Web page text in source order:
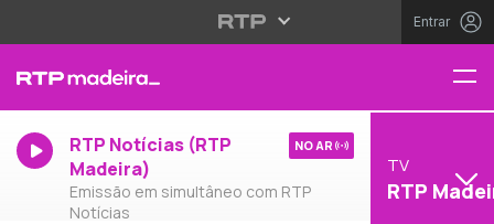
Entrar
RTP Notícias (RTP
Madeira)
Emissão em simultâneo com RTP
Notícias
NO AR
TV
RTP